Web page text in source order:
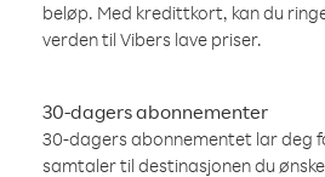
beløp. Med kredittkort, kan du
verden til Vibers lave priser.
30-dagers abonnementer
30-dagers abonnementet lar deg
samtaler til destinasjonen du